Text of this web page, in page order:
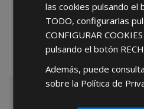
las cookies pulsando el
TODO, configurarlas
CONFIGURAR COOKIES
pulsando el botón
Además, puede
sobre la Política de